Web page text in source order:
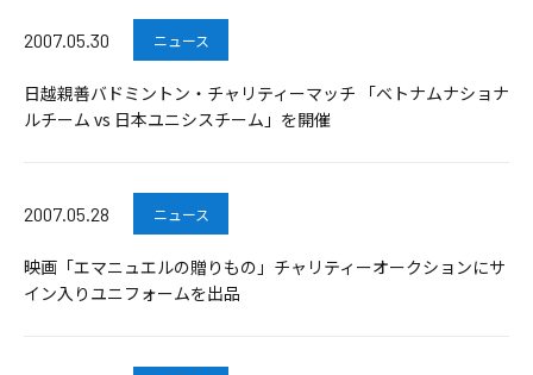
2007.05.30 ニュース
日越親善バドミントン・チャリティーマッチ 「ベトナムナショナ
ルチーム vs 日本ユニシスチーム」を開催
2007.05.28 ニュース
映画「エマニュエルの贈りもの」チャリティーオークションにサ
イン入りユニフォームを出品